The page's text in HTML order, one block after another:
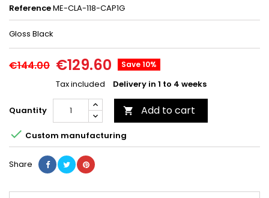
ReferenceME-CLA-118-CAP1G
Gloss Black
€144.00 €129.60 Save 10%
Tax included Delivery in 1 to 4 weeks
Quantity  Add to cart
 Custom manufacturing
Share